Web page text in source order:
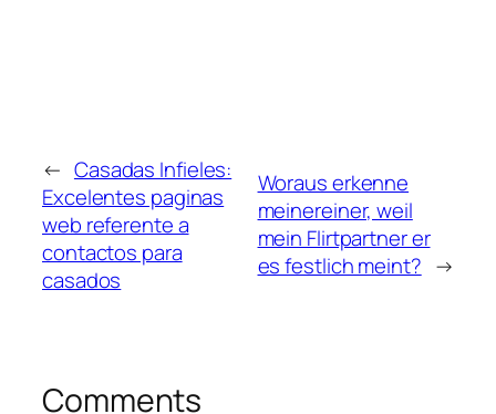
← Casadas Infieles:
Excelentes paginas
web referente a
contactos para
casados
Woraus erkenne
meinereiner, weil
mein Flirtpartner er
es festlich meint? →
Comments